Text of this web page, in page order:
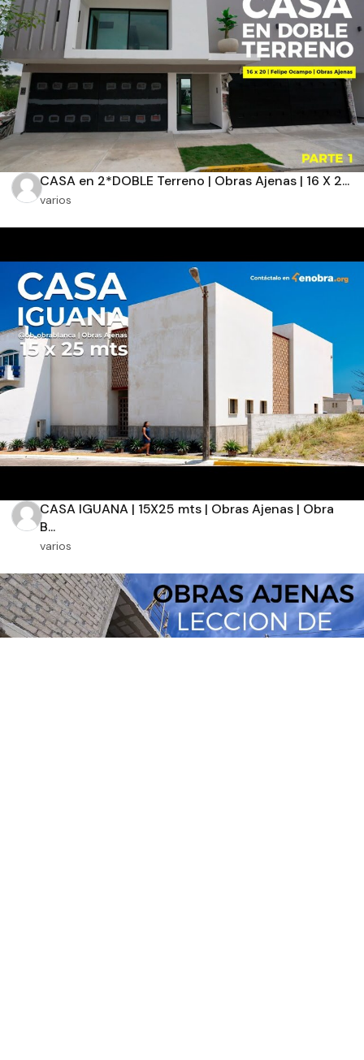
CASA en 2*DOBLE Terreno | Obras Ajenas | 16 X 2...
varios
CASA IGUANA | 15X25 mts | Obras Ajenas | Obra
B...
varios
Aplicar filtros